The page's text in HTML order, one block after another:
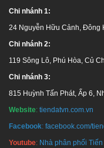
Chi nhánh 1:
24 Nguyễn Hữu Cảnh, Đông
Chi nhánh 2:
119 Sông Lô, Phú Hòa, Củ
Chi nhánh 3:
815 Huỳnh Tấn Phát, Ấp 6,
Website: tiendatvn.com.vn
Facebook: facebook.com/
Youtube: Nhà phân phối